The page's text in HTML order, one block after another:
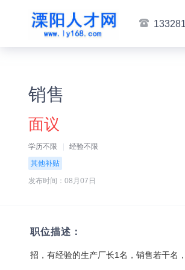
销售
面议
学历不限
经验不限
其他补贴
发布时间：08月07日
职位描述：
招，有经验的生产厂长1名，销售若干名